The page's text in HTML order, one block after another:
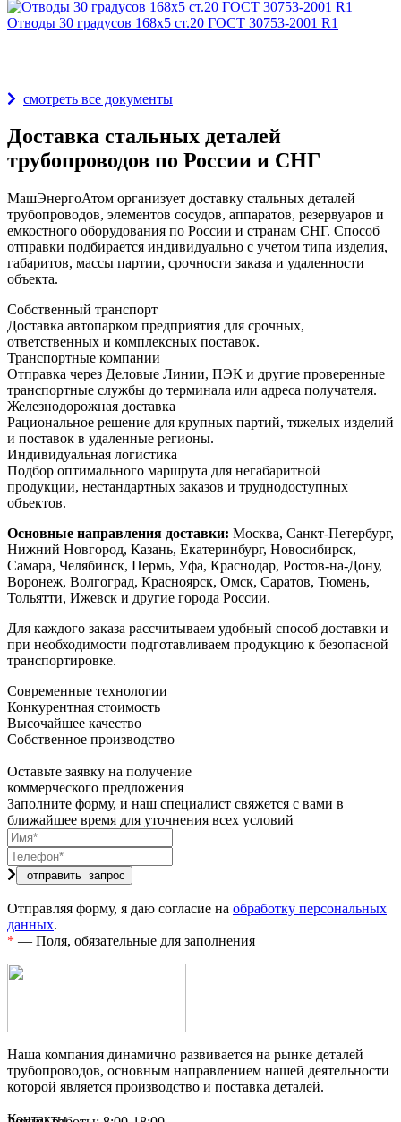
Отводы 30 градусов 168х5 ст.20 ГОСТ 30753-2001 R1
смотреть все документы
Доставка стальных деталей
трубопроводов по России и СНГ
МашЭнергоАтом организует доставку стальных деталей
трубопроводов, элементов сосудов, аппаратов, резервуаров и
емкостного оборудования по России и странам СНГ. Способ
отправки подбирается индивидуально с учетом типа изделия,
габаритов, массы партии, срочности заказа и удаленности
объекта.
Собственный транспорт
Доставка автопарком предприятия для срочных,
ответственных и комплексных поставок.
Транспортные компании
Отправка через Деловые Линии, ПЭК и другие проверенные
транспортные службы до терминала или адреса получателя.
Железнодорожная доставка
Рациональное решение для крупных партий, тяжелых изделий
и поставок в удаленные регионы.
Индивидуальная логистика
Подбор оптимального маршрута для негабаритной
продукции, нестандартных заказов и труднодоступных
объектов.
Основные направления доставки: Москва, Санкт-Петербург,
Нижний Новгород, Казань, Екатеринбург, Новосибирск,
Самара, Челябинск, Пермь, Уфа, Краснодар, Ростов-на-Дону,
Воронеж, Волгоград, Красноярск, Омск, Саратов, Тюмень,
Тольятти, Ижевск и другие города России.
Для каждого заказа рассчитываем удобный способ доставки и
при необходимости подготавливаем продукцию к безопасной
транспортировке.
Современные технологии
Конкурентная стоимость
Высочайшее качество
Собственное производство
Оставьте заявку на получение
коммерческого предложения
Заполните форму, и наш специалист свяжется с вами в
ближайшее время для уточнения всех условий
Отправляя форму, я даю согласие на обработку персональных
данных.
* — Поля, обязательные для заполнения
Наша компания динамично развивается на рынке деталей
трубопроводов, основным направлением нашей деятельности
которой является производство и поставка деталей.